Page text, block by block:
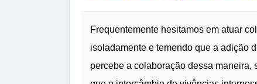
Frequentemente hesitamos em atuar
isoladamente e temendo que a adição
percebe a colaboração dessa maneira,